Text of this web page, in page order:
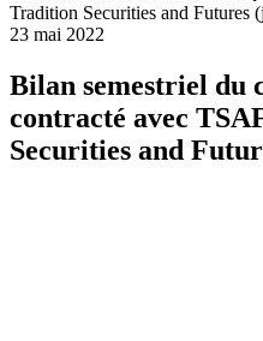
Tradition Securities and Futures
23 mai 2022
Bilan semestriel du
contracté avec
Securities and